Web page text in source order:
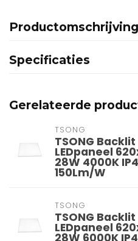
Productomschrijving
Specificaties
Gerelateerde
TSONG
TSONG Backlit
LEDpaneel
28W 4000K
150Lm/W
TSONG
TSONG Backlit
LEDpaneel
28W 6000K